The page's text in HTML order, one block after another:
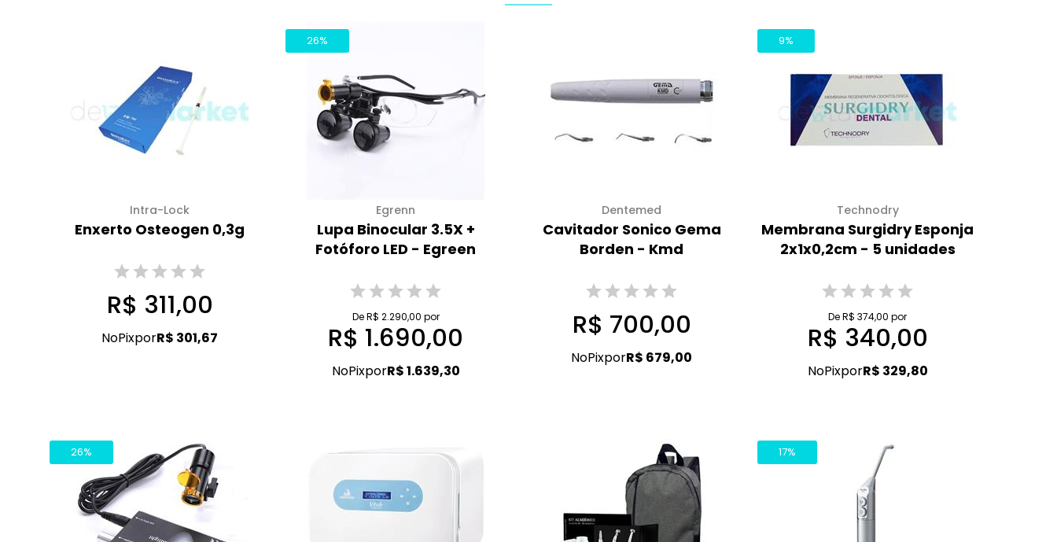
Intra-Lock
Enxerto Osteogen 0,3g
R$ 311,00
NoPixporR$ 301,67
26%
Egrenn
Lupa Binocular 3.5X +
Fotóforo LED - Egreen
De R$ 2.290,00 por
R$ 1.690,00
NoPixporR$ 1.639,30
Dentemed
Cavitador Sonico Gema
Borden - Kmd
R$ 700,00
NoPixporR$ 679,00
9%
Technodry
Membrana Surgidry Esponja
2x1x0,2cm - 5 unidades
De R$ 374,00 por
R$ 340,00
NoPixporR$ 329,80
26% 17%